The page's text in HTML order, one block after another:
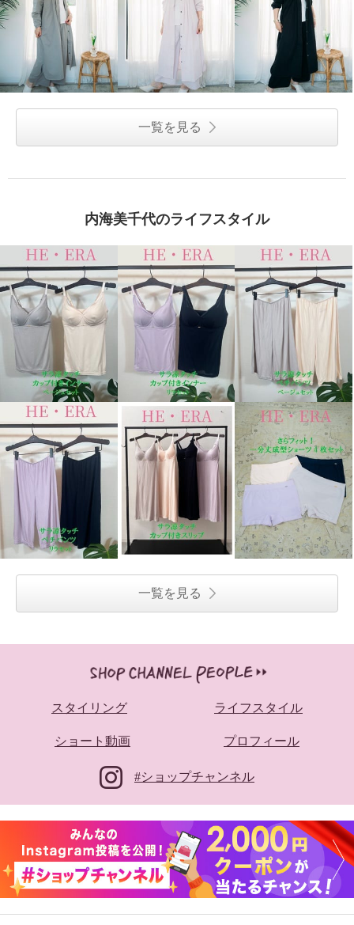
ヘ・エラ 大人のおしゃれで細見
え ギャザーたっぷり バンドカラ
ーワンピース
ホワイト ショート丈
ヘ・エラ 大人のおしゃれで細見
え ギャザーたっぷり バンドカラ
ーワンピース
ホワイト ロング丈
¥0
一覧を見る
内海美千代のライフスタイル
一覧を見る
スタイリング ライフスタイル
ショート動画 プロフィール
#ショップチャンネル